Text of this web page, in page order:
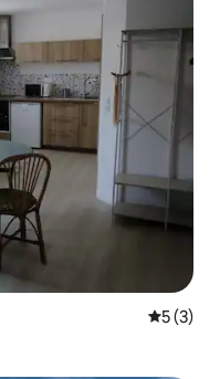
平均评分
5 (3)